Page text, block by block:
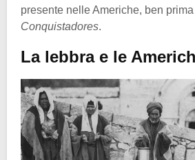
presente nelle Americhe, ben
Conquistadores.
La lebbra e le